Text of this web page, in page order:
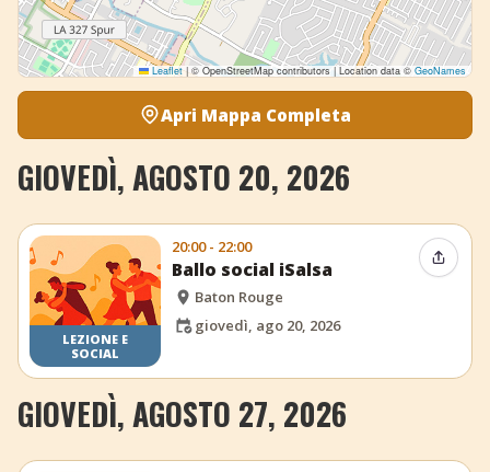
Leaflet |© OpenStreetMap contributors | Location data ©GeoNames
Apri Mappa Completa
GIOVEDÌ, AGOSTO 20, 2026
LEZIONE E
SOCIAL
20:00 - 22:00
Ballo social iSalsa
Baton Rouge
giovedì, ago 20, 2026
GIOVEDÌ, AGOSTO 27, 2026